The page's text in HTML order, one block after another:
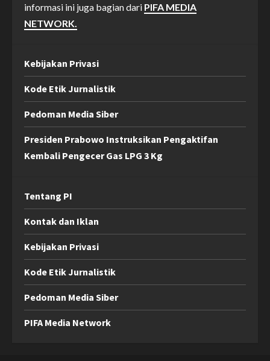
informasi ini juga bagian dari PIFA MEDIA
NETWORK.
Kebijakan Privasi
Kode Etik Jurnalistik
Pedoman Media Siber
Presiden Prabowo Instruksikan Pengaktifan
Kembali Pengecer Gas LPG 3 Kg
Tentang PI
Kontak dan Iklan
Kebijakan Privasi
Kode Etik Jurnalistik
Pedoman Media Siber
PIFA Media Network